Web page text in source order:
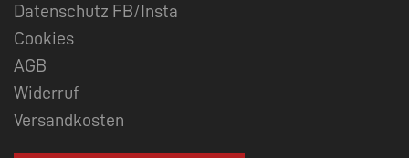
Datenschutz FB/Insta
Cookies
AGB
Widerruf
Versandkosten